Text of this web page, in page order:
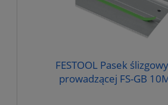
FESTOOL Pasek
prowadzącej FS-GB